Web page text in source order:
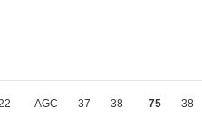
AGC 37 38 75 38